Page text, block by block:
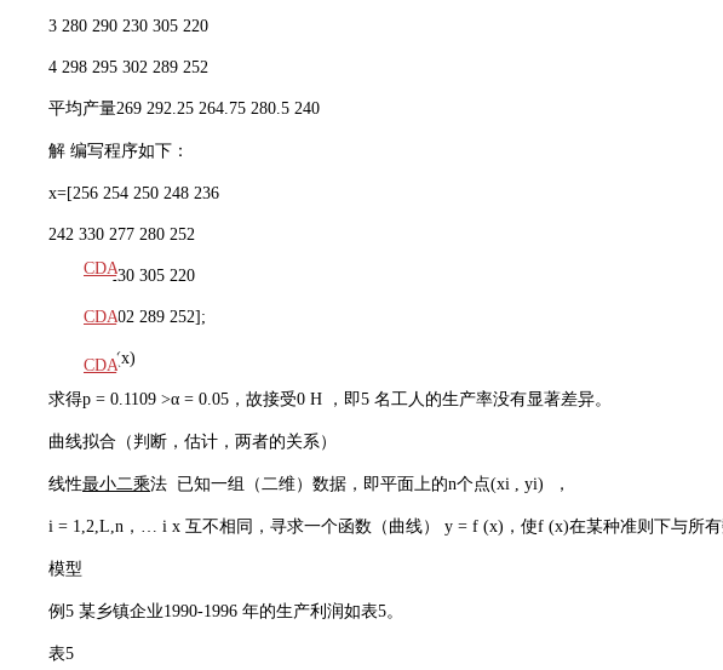
3 280 290 230 305 220
4 298 295 302 289 252
平均产量269 292.25 264.75 280.5 240
解 编写程序如下：
x=[256 254 250 248 236
242 330 277 280 252
280 290 230 305 220
298 295 302 289 252];
p=anova1(x)
求得p = 0.1109 >α = 0.05，故接受0 H ，即5 名工人的生产率没有显著差异。
曲线拟合（判断，估计，两者的关系）
线性最小二乘法 已知一组（二维）数据，即平面上的n个点(xi , yi) ，
i = 1,2,L,n，… i x 互不相同，寻求一个函数（曲线） y = f (x)，使f (x)在某种准则下与所有
模型
例5 某乡镇企业1990-1996 年的生产利润如表5。
表5
CDA
教材
CDA
题库
CDA
大纲